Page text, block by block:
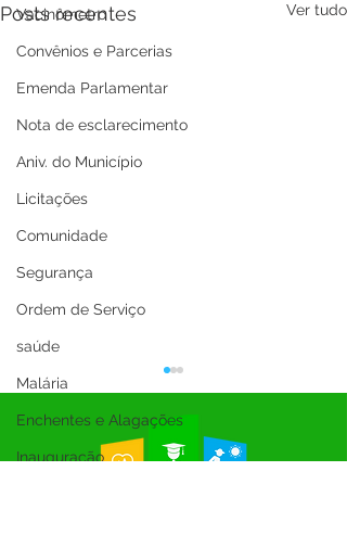
Vacinômetro
Convênios e Parcerias
Emenda Parlamentar
Nota de esclarecimento
Aniv. do Município
Licitações
Comunidade
Segurança
Ordem de Serviço
saúde
Malária
Enchentes e Alagações
Inauguração
Posts recentes Ver tudo